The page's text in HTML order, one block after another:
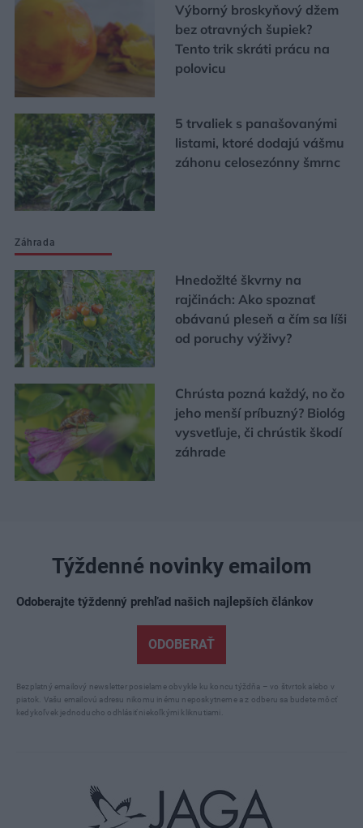
Výborný broskyňový džem
bez otravných šupiek?
Tento trik skráti prácu na
polovicu
5 trvaliek s panašovanými
listami, ktoré dodajú vášmu
záhonu celosezónny šmrnc
Záhrada
Hnedožlté škvrny na
rajčinách: Ako spoznať
obávanú pleseň a čím sa líši
od poruchy výživy?
Chrústa pozná každý, no čo
jeho menší príbuzný? Biológ
vysvetľuje, či chrústik škodí
záhrade
Týždenné novinky emailom
Odoberajte týždenný prehľad našich najlepších článkov
ODOBERAŤ
Bezplatný emailový newsletter posielame obvykle ku koncu týždňa – vo štvrtok alebo v
piatok. Vašu emailovú adresu nikomu inému neposkytneme a z odberu sa budete môcť
kedykoľvek jednoducho odhlásiť niekoľkými kliknutiami.